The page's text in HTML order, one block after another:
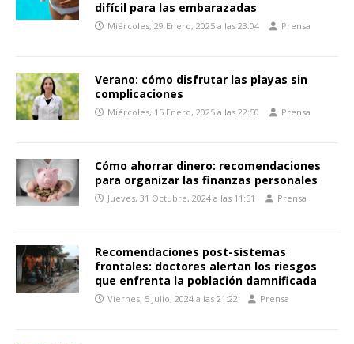
difícil para las embarazadas
Miércoles, 29 Enero, 2025 a las 23:04 Prensa
Verano: cómo disfrutar las playas sin
complicaciones
Miércoles, 15 Enero, 2025 a las 22:50 Prensa
Cómo ahorrar dinero: recomendaciones
para organizar las finanzas personales
Jueves, 31 Octubre, 2024 a las 11:51 Prensa
Recomendaciones post-sistemas
frontales: doctores alertan los riesgos
que enfrenta la población damnificada
Viernes, 5 Julio, 2024 a las 21:22 Prensa